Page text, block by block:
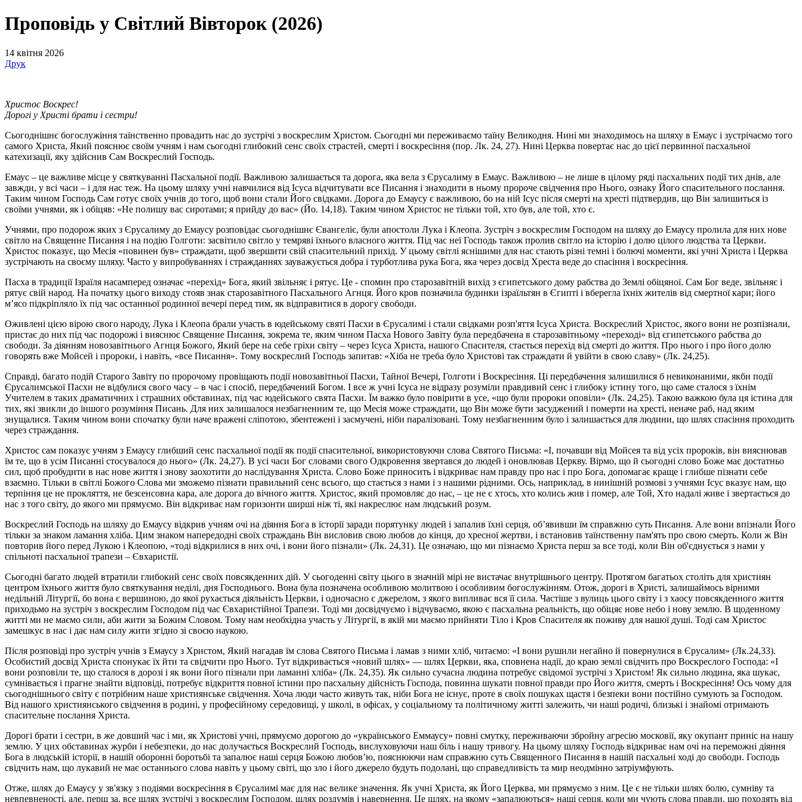
Проповідь у Світлий Вівторок (2026)
14 квітня 2026
Друк
Христос Воскрес!
Дорогі у Христі брати і сестри!
Сьогоднішнє богослужіння таїнственно провадить нас до зустрічі з воскреслим Христом. Сьогодні ми переживаємо таїну Великодня. Нині ми знаходимось на шляху в Емаус і зустрічаємо того
самого Христа, Який пояснює своїм учням і нам сьогодні глибокий сенс своїх страстей, смерті і воскресіння (пор. Лк. 24, 27). Нині Церква повертає нас до цієї первинної пасхальної
катехизації, яку здійснив Сам Воскреслий Господь.
Емаус – це важливе місце у святкуванні Пасхальної події. Важливою залишається та дорога, яка вела з Єрусалиму в Емаус. Важливою – не лише в цілому ряді пасхальних події тих днів, але
завжди, у всі часи – і для нас теж. На цьому шляху учні навчилися від Ісуса відчитувати все Писання і знаходити в ньому пророче свідчення про Нього, ознаку Його спасительного послання.
Таким чином Господь Сам готує своїх учнів до того, щоб вони стали Його свідками. Дорога до Емаусу є важливою, бо на ній Ісус після смерті на хресті підтвердив, що Він залишиться із
своїми учнями, як і обіцяв: «Не полишу вас сиротами; я прийду до вас» (Йо. 14,18). Таким чином Христос не тільки той, хто був, але той, хто є.
Учнями, про подорож яких з Єрусалиму до Емаусу розповідає сьогоднішнє Євангеліє, були апостоли Лука і Клеопа. Зустріч з воскреслим Господом на шляху до Емаусу пролила для них нове
світло на Священне Писання і на подію Голготи: засвітило світло у темряві їхнього власного життя. Під час неї Господь також пролив світло на історію і долю цілого людства та Церкви.
Христос показує, що Месія «повинен був» страждати, щоб звершити свій спасительний прихід. У цьому світлі яснішими для нас стають різні темні і болючі моменти, які учні Христа і Церква
зустрічають на своєму шляху. Часто у випробуваннях і стражданнях зауважується добра і турботлива рука Бога, яка через досвід Хреста веде до спасіння і воскресіння.
Пасха в традиції Ізраїля насамперед означає «перехід» Бога, який звільняє і рятує. Це - спомин про старозавітній вихід з єгипетського дому рабства до Землі обіцяної. Сам Бог веде, звільняє і
рятує свій народ. На початку цього виходу стояв знак старозавітного Пасхального Агнця. Його кров позначила будинки ізраїльтян в Єгипті і вберегла їхніх жителів від смертної кари; його
м’ясо підкріпляло їх під час останньої родинної вечері перед тим, як відправитися в дорогу свободи.
Оживлені цією вірою свого народу, Лука і Клеопа брали участь в юдейському святі Пасхи в Єрусалимі і стали свідками розп'яття Ісуса Христа. Воскреслий Христос, якого вони не розпізнали,
пристає до них під час подорожі і вияснює Священне Писання, зокрема те, яким чином Пасха Нового Завіту була передбачена в старозавітньому «переході» від єгипетського рабства до
свободи. За діянням новозавітнього Агнця Божого, Який бере на себе гріхи світу – через Ісуса Христа, нашого Спасителя, стається перехід від смерті до життя. Про нього і про його долю
говорять вже Мойсей і пророки, і навіть, «все Писання». Тому воскреслий Господь запитав: «Хіба не треба було Христові так страждати й увійти в свою славу» (Лк. 24,25).
Справді, багато подій Старого Завіту по пророчому провіщають події новозавітньої Пасхи, Тайної Вечері, Голготи і Воскресіння. Ці передбачення залишилися б невиконаними, якби події
Єрусалимської Пасхи не відбулися свого часу – в час і спосіб, передбачений Богом. І все ж учні Ісуса не відразу розуміли правдивий сенс і глибоку істину того, що саме сталося з їхнім
Учителем в таких драматичних і страшних обставинах, під час юдейського свята Пасхи. Їм важко було повірити в усе, «що були пророки оповіли» (Лк. 24,25). Такою важкою була ця істина для
тих, які звикли до іншого розуміння Писань. Для них залишалося незбагненним те, що Месія може страждати, що Він може бути засуджений і померти на хресті, неначе раб, над яким
знущалися. Таким чином вони спочатку були наче вражені сліпотою, збентежені і засмучені, ніби паралізовані. Тому незбагненним було і залишається для людини, що шлях спасіння проходить
через страждання.
Христос сам показує учням з Емаусу глибший сенс пасхальної події як події спасительної, використовуючи слова Святого Письма: «І, почавши від Мойсея та від усіх пророків, він вияснював
їм те, що в усім Писанні стосувалося до нього» (Лк. 24,27). В усі часи Бог словами свого Одкровення звертався до людей і оновлював Церкву. Вірмо, що й сьогодні слово Боже має достатньо
сил, щоб пробудити в нас нове життя і знову заохотити до наслідування Христа. Слово Боже приносить і відкриває нам правду про нас і про Бога, допомагає краще і глибше пізнати себе
взаємно. Тільки в світлі Божого Слова ми зможемо пізнати правильний сенс всього, що стається з нами і з нашими рідними. Ось, наприклад, в нинішній розмові з учнями Ісус вказує нам, що
терпіння це не прокляття, не безсенсовна кара, але дорога до вічного життя. Христос, який промовляє до нас, – це не є хтось, хто колись жив і помер, але Той, Хто надалі живе і звертається до
нас з того світу, до якого ми прямуємо. Він відкриває нам горизонти ширші ніж ті, які накреслює нам людський розум.
Воскреслий Господь на шляху до Емаусу відкрив учням очі на діяння Бога в історії заради порятунку людей і запалив їхні серця, об’явивши їм справжню суть Писання. Але вони впізнали Його
тільки за знаком ламання хліба. Цим знаком напередодні своїх страждань Він висловив свою любов до кінця, до хресної жертви, і встановив таїнственну пам'ять про свою смерть. Коли ж Він
повторив його перед Лукою і Клеопою, «тоді відкрилися в них очі, і вони його пізнали» (Лк. 24,31). Це означаю, що ми пізнаємо Христа перш за все тоді, коли Він об'єднується з нами у
спільноті пасхальної трапези – Євхаристії.
Сьогодні багато людей втратили глибокий сенс своїх повсякденних дій. У сьогоденні світу цього в значній мірі не вистачає внутрішнього центру. Протягом багатьох століть для християн
центром їхнього життя було святкування неділі, дня Господнього. Вона була позначена особливою молитвою і особливим богослужінням. Отож, дорогі в Христі, залишаймось вірними
недільній Літургії, бо вона є вершиною, до якої рухається діяльність Церкви, і одночасно є джерелом, з якого випливає вся її сила. Частіше з вулиць цього світу і з хаосу повсякденного життя
приходьмо на зустріч з воскреслим Господом під час Євхаристійної Трапези. Тоді ми досвідчуємо і відчуваємо, якою є пасхальна реальність, що обіцяє нове небо і нову землю. В щоденному
житті ми не маємо сили, аби жити за Божим Словом. Тому нам необхідна участь у Літургії, в якій ми маємо прийняти Тіло і Кров Спасителя як поживу для нашої душі. Тоді сам Христос
замешкує в нас і дає нам силу жити згідно зі своєю наукою.
Після розповіді про зустріч учнів з Емаусу з Христом, Який нагадав їм слова Святого Письма і ламав з ними хліб, читаємо: «І вони рушили негайно й повернулися в Єрусалим» (Лк.24,33).
Особистий досвід Христа спонукає їх йти та свідчити про Нього. Тут відкривається «новий шлях» — шлях Церкви, яка, сповнена надії, до краю землі свідчить про Воскреслого Господа: «І
вони розповіли те, що сталося в дорозі і як вони його пізнали при ламанні хліба» (Лк. 24,35). Як сильно сучасна людина потребує свідомої зустрічі з Христом! Як сильно людина, яка шукає,
сумнівається і прагне знайти відповіді, потребує відкриття повної істини про пасхальну дійсність Господа, повинна шукати повної правди про Його життя, смерть і Воскресіння! Ось чому для
сьогоднішнього світу є потрібним наше християнське свідчення. Хоча люди часто живуть так, ніби Бога не існує, проте в своїх пошуках щастя і безпеки вони постійно сумують за Господом.
Від нашого християнського свідчення в родині, у професійному середовищі, у школі, в офісах, у соціальному та політичному житті залежить, чи наші родичі, близькі і знайомі отримають
спасительне послання Христа.
Дорогі брати і сестри, в же довший час і ми, як Христові учні, прямуємо дорогою до «українського Еммаусу» повні смутку, переживаючи збройну агресію московії, яку окупант приніс на нашу
землю. У цих обставинах журби і небезпеки, до нас долучається Воскреслий Господь, вислуховуючи наш біль і нашу тривогу. На цьому шляху Господь відкриває нам очі на переможні діяння
Бога в людській історії, в нашій оборонні боротьбі та запалює наші серця Божою любов’ю, пояснюючи нам справжню суть Священного Писання в нашій пасхальні ході до свободи. Господь
свідчить нам, що лукавий не має останнього слова навіть у цьому світі, що зло і його джерело будуть подолані, що справедливість та мир неодмінно затріумфують.
Отже, шлях до Емаусу у зв'язку з подіями воскресіння в Єрусалимі має для нас велике значення. Як учні Христа, як Його Церква, ми прямуємо з ним. Це є не тільки шлях болю, сумніву та
невпевненості, але, перш за, все шлях зустрічі з воскреслим Господом, шлях роздумів і навернення. Це шлях, на якому «запалюються» наші серця, коли ми чують слова правди, що походять від